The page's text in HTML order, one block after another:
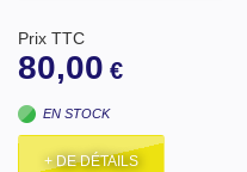
Prix TTC
80,00 €
EN STOCK
+ DE DÉTAILS